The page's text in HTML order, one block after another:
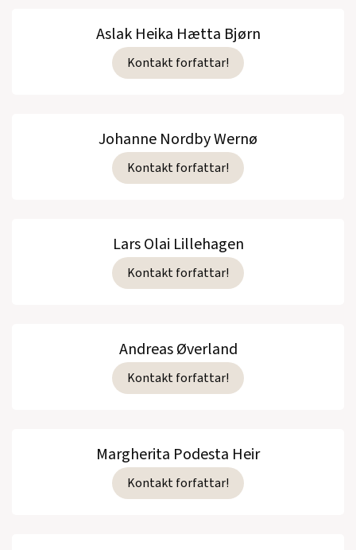
Aslak Heika Hætta Bjørn
Kontakt forfattar!
Johanne Nordby Wernø
Kontakt forfattar!
Lars Olai Lillehagen
Kontakt forfattar!
Andreas Øverland
Kontakt forfattar!
Margherita Podesta Heir
Kontakt forfattar!